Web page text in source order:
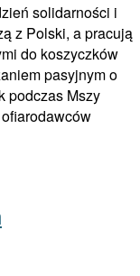
solidarności i
z Polski, a pracują
do koszyczków
pasyjnym o
podczas Mszy